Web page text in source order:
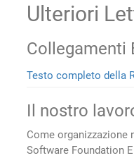
Ulteriori
Collegamenti
Testo completo della
Il nostro
Come organizzazione
Software Foundation